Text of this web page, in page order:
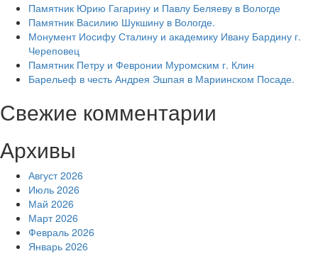
Памятник Юрию Гагарину и Павлу Беляеву в Вологде
Памятник Василию Шукшину в Вологде.
Монумент Иосифу Сталину и академику Ивану Бардину г.
Череповец
Памятник Петру и Февронии Муромским г. Клин
Барельеф в честь Андрея Эшпая в Мариинском Посаде.
Свежие комментарии
Архивы
Август 2026
Июль 2026
Май 2026
Март 2026
Февраль 2026
Январь 2026